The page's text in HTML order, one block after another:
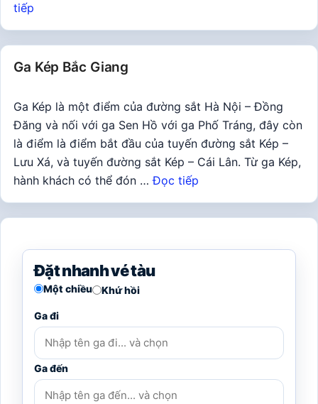
tiếp
Ga Kép Bắc Giang
Ga Kép là một điểm của đường sắt Hà Nội – Đồng
Đăng và nối với ga Sen Hồ với ga Phố Tráng, đây còn
là điểm là điểm bắt đầu của tuyến đường sắt Kép –
Lưu Xá, và tuyến đường sắt Kép – Cái Lân. Từ ga Kép,
hành khách có thể đón …Đọc tiếp
Đặt nhanh vé tàu
Một chiều Khứ hồi
Ga đi
Ga đến